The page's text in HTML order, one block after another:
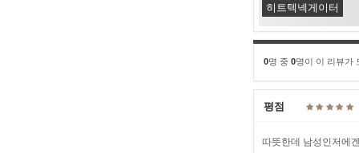
히트텍넥게이터
0명 중 0명이 이 리뷰가
평점
따뜻한데 남성인저에